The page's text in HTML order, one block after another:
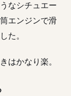
なシチュエー
エンジンで滑
た。
はかなり楽。